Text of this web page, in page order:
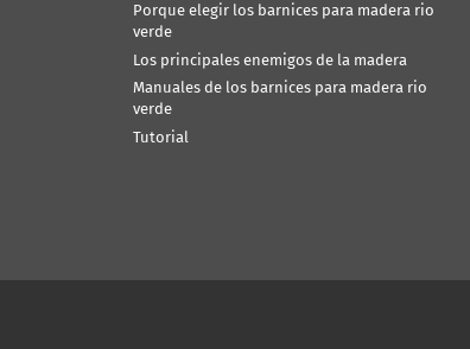
Porque elegir los barnices para madera rio
verde
Los principales enemigos de la madera
Manuales de los barnices para madera rio
verde
Tutorial